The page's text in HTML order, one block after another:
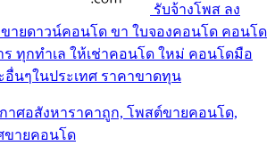
รับจ้างโพส ลง
ายดาวน์คอนโด ขา ใบจองคอนโด คอนโด
ทุกทำเล ให้เช่าคอนโด ใหม่ คอนโดมือ
อื่นๆในประเทศ ราคาขาดทุน
าศอสังหาราคาถูก, โพสต์ขายคอนโด,
ขายคอนโด